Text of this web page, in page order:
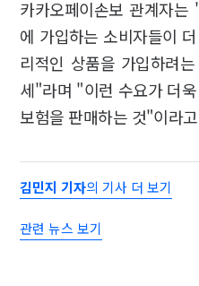
카카오페이손보 관계자
에 가입하는 소비자들이
리적인 상품을 가입하려
세"라며 "이런 수요가 더
보험을 판매하는 것"이라
김민지 기자의 기사 더 보기
관련 뉴스 보기